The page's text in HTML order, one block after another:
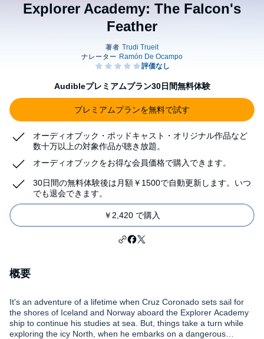
Explorer Academy: The Falcon's
Feather
Audibleプレミアムプラン30日間無料体験
プレミアムプランを無料で試す
オーディオブック・ポッドキャスト・オリジナル作品など
数十万以上の対象作品が聴き放題。
オーディオブックをお得な会員価格で購入できます。
30日間の無料体験後は月額￥1500で自動更新します。いつ
でも退会できます。
￥2,420 で購入
概要
It's an adventure of a lifetime when Cruz Coronado sets sail for
the shores of Iceland and Norway aboard the Explorer Academy
ship to continue his studies at sea. But, things take a turn while
exploring the icy North, when he embarks on a dangerous